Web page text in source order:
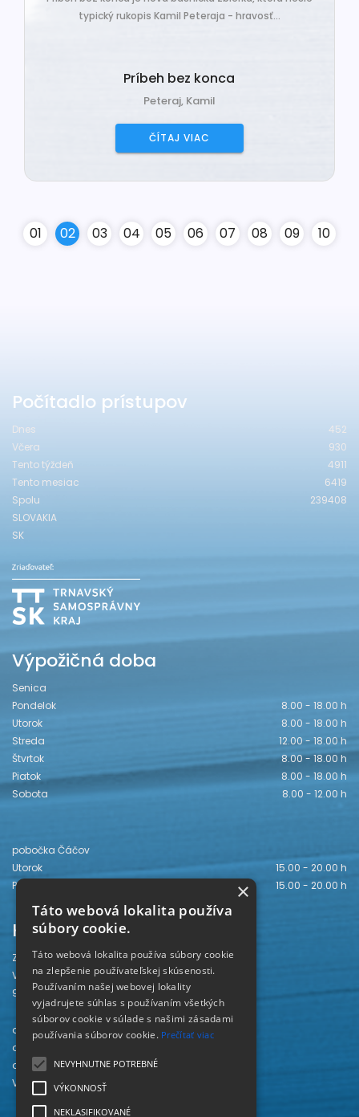
typický rukopis Kamil Peteraja - hravosť...
Príbeh bez konca
Peteraj, Kamil
ČÍTAJ VIAC
01 02 03 04 05 06 07 08 09 10
Počítadlo prístupov
Dnes
452
Včera
930
Tento týždeň
4911
Tento mesiac
6419
Spolu
239408
SLOVAKIA
SK
Výpožičná doba
Senica
Pondelok
8.00 - 18.00 h
Utorok
8.00 - 18.00 h
Streda
12.00 - 18.00 h
Štvrtok
8.00 - 18.00 h
Piatok
8.00 - 18.00 h
Sobota
8.00 - 12.00 h
pobočka Čáčov
Utorok
15.00 - 20.00 h
Piatok
15.00 - 20.00 h
Kontakt
Záhorská knižnica
Vajanského 28
905 01 Senica
odd. beletrie 034/654 3780
odd. odbornej literatúry 034/651 2710
odd. pre deti a mládež 034/654 6519
Viac kontaktov nájdete
×
Táto webová lokalita používa
súbory cookie.
Táto webová lokalita používa súbory cookie
na zlepšenie používateľskej skúsenosti.
Používaním našej webovej lokality
vyjadrujete súhlas s používaním všetkých
súborov cookie v súlade s našimi zásadami
používania súborov cookie. Prečítať viac
NEVYHNUTNE POTREBNÉ
VÝKONNOSŤ
NEKLASIFIKOVANÉ